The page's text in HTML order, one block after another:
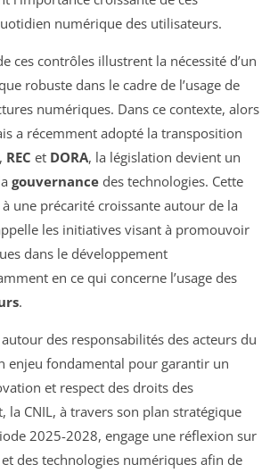
numérique des utilisateurs.
ces contrôles illustrent la nécessité d’un
robuste dans le cadre de l’usage de
numériques. Dans ce contexte, alors
a récemment adopté la transposition
, REC et DORA, la législation devient un
gouvernance des technologies. Cette
une précarité croissante autour de la
les initiatives visant à promouvoir
dans le développement
en ce qui concerne l’usage des
.
des responsabilités des acteurs du
enjeu fondamental pour garantir un
et respect des droits des
la CNIL, à travers son plan stratégique
2025-2028, engage une réflexion sur
et des technologies numériques afin de